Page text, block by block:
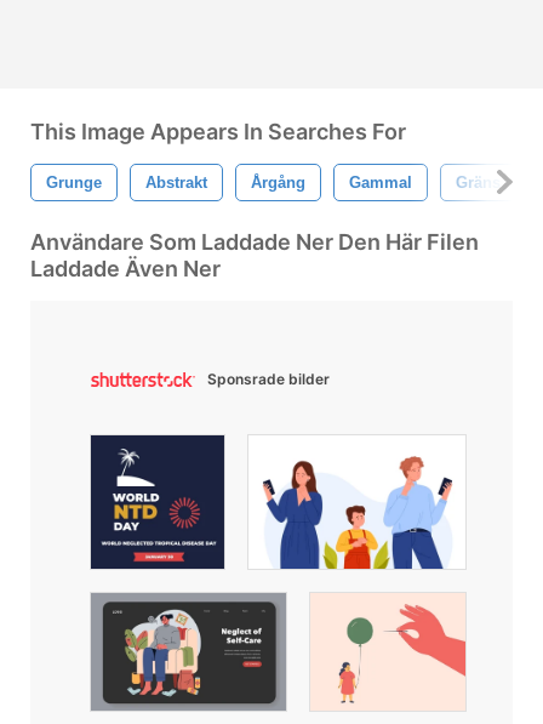
This Image Appears In Searches For
Grunge Abstrakt Årgång Gammal Gräns
Användare Som Laddade Ner Den Här Filen
Laddade Även Ner
Sponsrade bilder